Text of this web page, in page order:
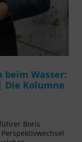
beim Wasser:
Kolumne
Boris